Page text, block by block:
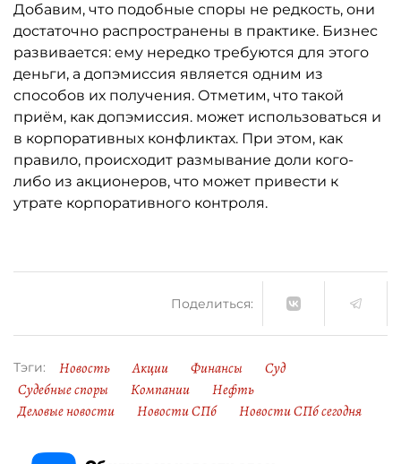
Добавим, что подобные споры не редкость, они
достаточно распространены в практике. Бизнес
развивается: ему нередко требуются для этого
деньги, а допэмиссия является одним из
способов их получения. Отметим, что такой
приём, как допэмиссия. может использоваться и
в корпоративных конфликтах. При этом, как
правило, происходит размывание доли кого-
либо из акционеров, что может привести к
утрате корпоративного контроля.
Поделиться:
Тэги: Новость Акции Финансы
Суд
Судебные споры
Компании
Нефть
Деловые новости
Новости СПб Новости СПб сегодня